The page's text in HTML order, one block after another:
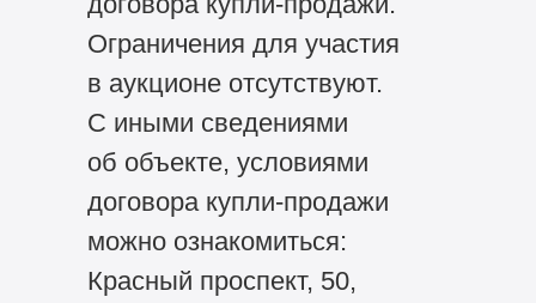
Ограничения для участия
в аукционе отсутствуют.
С иными сведениями
об объекте, условиями
договора купли-продажи
можно ознакомиться:
Красный проспект, 50,